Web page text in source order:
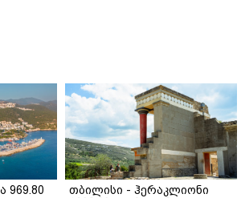
969.80
თბილისი - ჰერაკლიონი